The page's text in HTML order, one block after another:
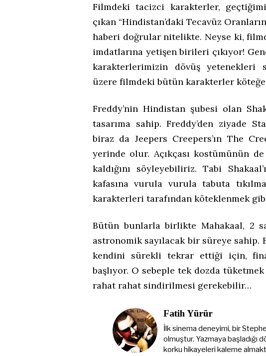
Filmdeki tacizci karakterler,
çıkan “Hindistan’daki Tecavüz
haberi doğrular nitelikte. Neyse ki,
imdatlarına yetişen birileri çıkıyor!
karakterlerimizin dövüş yetenekleri
üzere filmdeki bütün karakterler
Freddy’nin Hindistan şubesi olan
tasarıma sahip. Freddy’den ziyade
biraz da Jeepers Creepers’ın The
yerinde olur. Açıkçası kostümünün
kaldığını söyleyebiliriz. Tabi
kafasına vurula vurula tabuta
karakterleri tarafından köteklenmek
Bütün bunlarla birlikte Mahakaal, 2
astronomik sayılacak bir süreye sahip.
kendini sürekli tekrar ettiği için,
başlıyor. O sebeple tek dozda
rahat rahat sindirilmesi gerekebilir…
Fatih Yürür
İlk sinema deneyimi, bir
olmuştur. Yazmaya başladığı
korku hikayeleri kaleme